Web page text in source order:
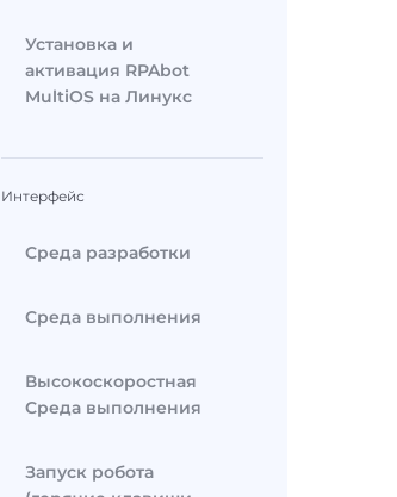
Установка и
активация RPAbot
MultiOS на Линукс
Интерфейс
Среда разработки
Среда выполнения
Высокоскоростная
Среда выполнения
Запуск робота